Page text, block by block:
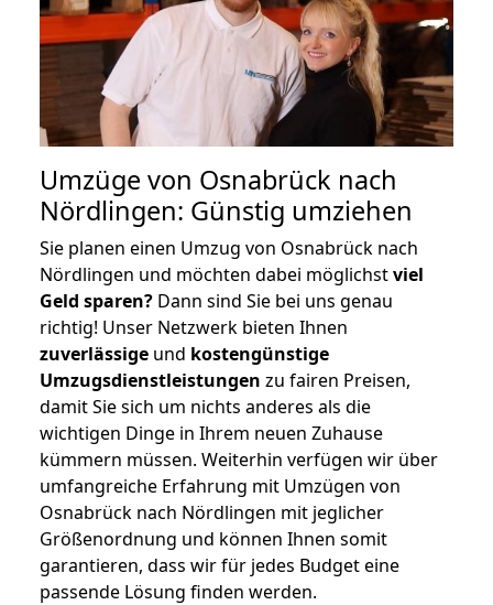
Umzüge von Osnabrück nach
Nördlingen: Günstig umziehen
Sie planen einen Umzug von Osnabrück nach
Nördlingen und möchten dabei möglichstviel
Geld sparen? Dann sind Sie bei uns genau
richtig! Unser Netzwerk bieten Ihnen
zuverlässige und kostengünstige
Umzugsdienstleistungen zu fairen Preisen,
damit Sie sich um nichts anderes als die
wichtigen Dinge in Ihrem neuen Zuhause
kümmern müssen. Weiterhin verfügen wir über
umfangreiche Erfahrung mit Umzügen von
Osnabrück nach Nördlingen mit jeglicher
Größenordnung und können Ihnen somit
garantieren, dass wir für jedes Budget eine
passende Lösung finden werden.